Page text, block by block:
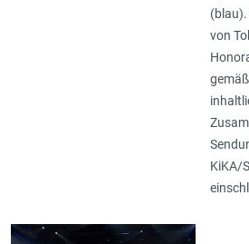
von
KiKA/